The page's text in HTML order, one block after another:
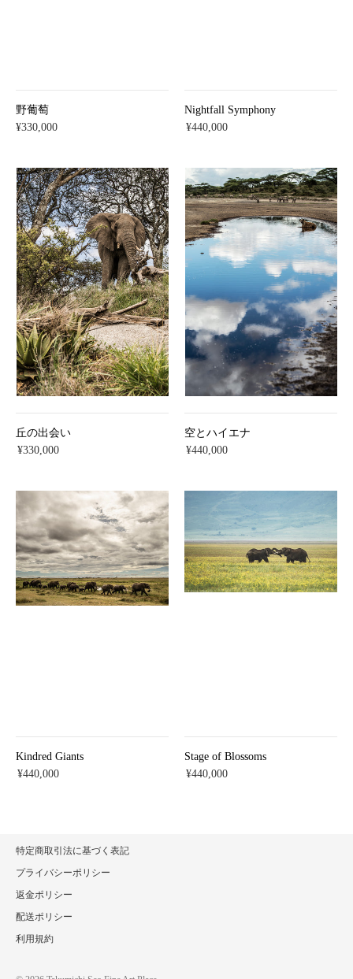
野葡萄
¥330,000
Nightfall Symphony
¥440,000
丘の出会い
¥330,000
空とハイエナ
¥440,000
Kindred Giants
¥440,000
Stage of Blossoms
¥440,000
特定商取引法に基づく表記
プライバシーポリシー
返金ポリシー
配送ポリシー
利用規約